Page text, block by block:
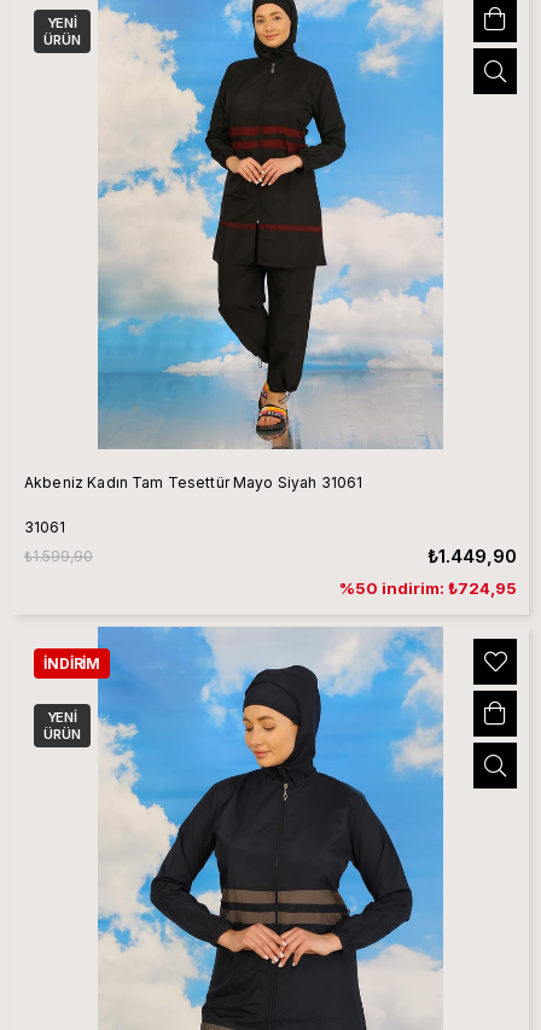
Akbeniz Kadın Tam Tesettür Mayo Siyah 31061
31061
₺1.449,90
₺1.599,90
%50 indirim: ₺724,95
YENI
ÜRÜN
İNDIRIM
YENI
ÜRÜN